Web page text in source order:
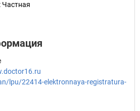
: Частная
lpu/22414-elektronnaya-registratura-